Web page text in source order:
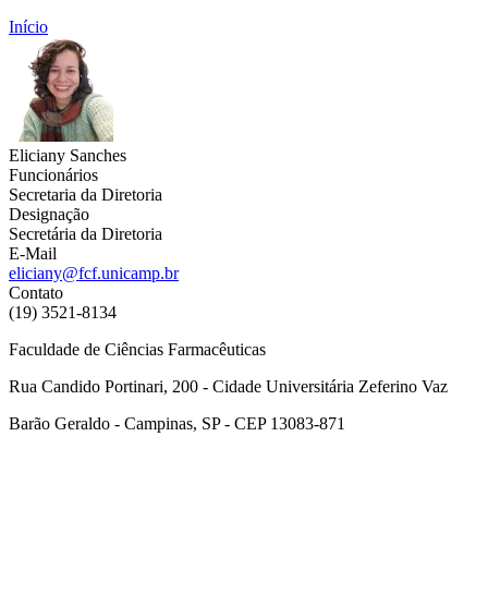
Início
Eliciany Sanches
Funcionários
Secretaria da Diretoria
Designação
Secretária da Diretoria
E-Mail
eliciany@fcf.unicamp.br
Contato
(19) 3521-8134
Faculdade de Ciências Farmacêuticas
Rua Candido Portinari, 200 - Cidade Universitária Zeferino Vaz
Barão Geraldo - Campinas, SP - CEP 13083-871